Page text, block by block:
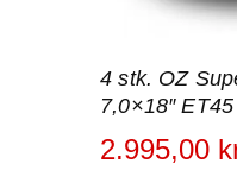
4 stk. OZ
7,0×18″
2.995,00